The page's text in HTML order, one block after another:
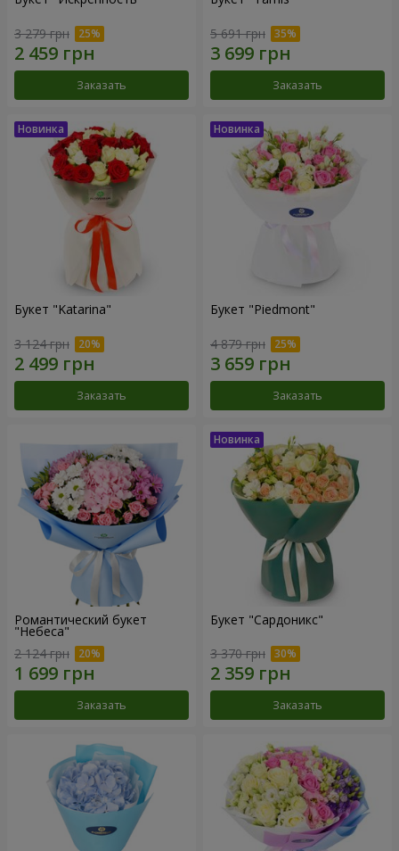
3 279 грн
Заказать
5 691 грн
Заказать
Букет "Katarina"
3 124 грн
Заказать
Букет "Piedmont"
4 879 грн
Заказать
Романтический букет
"Небеса"
2 124 грн
Заказать
Букет "Сардоникс"
3 370 грн
Заказать